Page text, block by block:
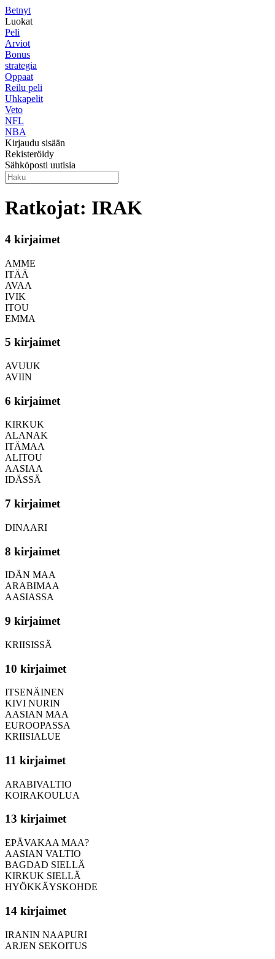
Betnyt
Luokat
Peli
Arviot
Bonus
strategia
Oppaat
Reilu peli
Uhkapelit
Veto
NFL
NBA
Kirjaudu sisään
Rekisteröidy
Sähköposti uutisia
Ratkojat: IRAK
4 kirjaimet
AMME
ITÄÄ
AVAA
IVIK
ITOU
EMMA
5 kirjaimet
AVUUK
AVIIN
6 kirjaimet
KIRKUK
ALANAK
ITÄMAA
ALITOU
AASIAA
IDÄSSÄ
7 kirjaimet
DINAARI
8 kirjaimet
IDÄN MAA
ARABIMAA
AASIASSA
9 kirjaimet
KRIISISSÄ
10 kirjaimet
ITSENÄINEN
KIVI NURIN
AASIAN MAA
EUROOPASSA
KRIISIALUE
11 kirjaimet
ARABIVALTIO
KOIRAKOULUA
13 kirjaimet
EPÄVAKAA MAA?
AASIAN VALTIO
BAGDAD SIELLÄ
KIRKUK SIELLÄ
HYÖKKÄYSKOHDE
14 kirjaimet
IRANIN NAAPURI
ARJEN SEKOITUS